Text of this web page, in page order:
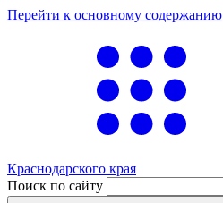
Перейти к основному содержанию
Краснодарского края
Поиск по сайту